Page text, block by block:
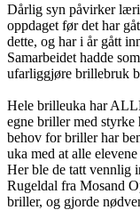
Dårlig syn påvirker
oppdaget før det har
dette, og har i år gått
Samarbeidet hadde
ufarliggjøre brillebruk
Hele brilleuka har
egne briller med styrke
behov for briller har
uka med at alle
Her ble de tatt vennlig
Rugeldal fra Mosand
briller, og gjorde